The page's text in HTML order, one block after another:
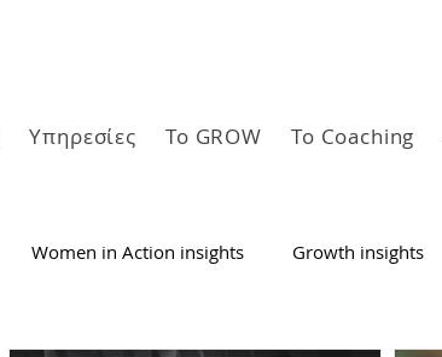
Υπηρεσίες Το GROW Το Coaching
Women in Action insights Growth insights